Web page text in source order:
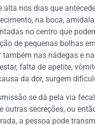
alta nos dias que
na boca,
no centro que
de pequenas bolhas
também nas nádegas e
falta de apetite,
da dor, surgem
se dá pela via
outras secreções, ou
a pessoa pode